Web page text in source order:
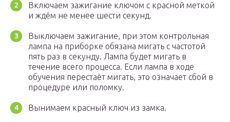
Включаем зажигание ключом с красной меткой
и ждём не менее шести секунд.
Выключаем зажигание, при этом контрольная
лампа на приборке обязана мигать с частотой
пять раз в секунду. Лампа будет мигать в
течение всего процесса. Если лампа в ходе
обучения перестаёт мигать, это означает сбой в
процедуре или поломку.
Вынимаем красный ключ из замка.